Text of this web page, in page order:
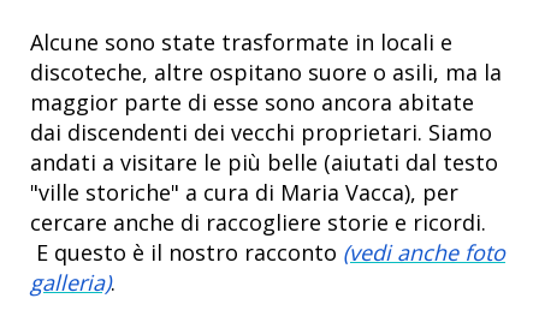
Alcune sono state trasformate in locali e
discoteche, altre ospitano suore o asili, ma la
maggior parte di esse sono ancora abitate
dai discendenti dei vecchi proprietari. Siamo
andati a visitare le più belle (aiutati dal testo
"ville storiche" a cura di Maria Vacca), per
cercare anche di raccogliere storie e ricordi.
E questo è il nostro racconto (vedi anche foto
galleria).